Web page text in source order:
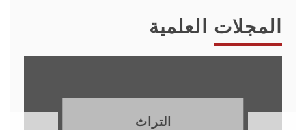
المجلات العلمية
التراث